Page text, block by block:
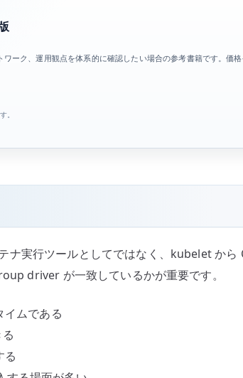
ーク、運用観点を体系的に確認したい場合の参考書籍です。価格
。
実行ツールとしてではなく、kubelet から
driver が一致しているかが重要です。
ムである
る